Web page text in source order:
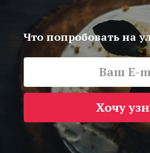
Что попробовать на
Хочу